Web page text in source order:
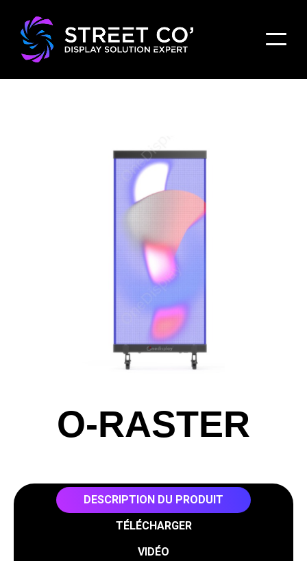
O-RASTER
DESCRIPTION DU PRODUIT
TÉLÉCHARGER
VIDÉO